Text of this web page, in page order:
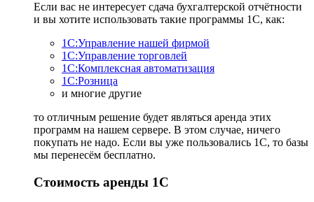
Если вас не интересует сдача бухгалтерской отчётности
и вы хотите использовать такие программы 1С, как:
1С:Управление нашей фирмой
1С:Управление торговлей
1С:Комплексная автоматизация
1С:Розница
и многие другие
то отличным решение будет являться аренда этих
программ на нашем сервере. В этом случае, ничего
покупать не надо. Если вы уже пользовались 1С, то базы
мы перенесём бесплатно.
Стоимость аренды 1С